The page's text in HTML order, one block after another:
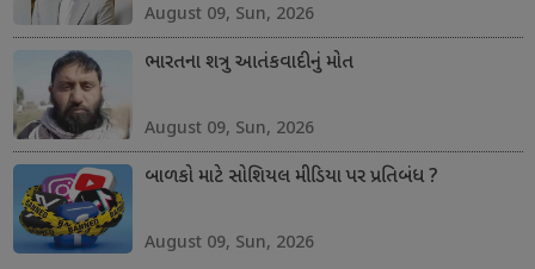
August 09, Sun, 2026
ભારતના શત્રુ આતંકવાદીનું મોત
August 09, Sun, 2026
બાળકો માટે સોશિયલ મીડિયા પર પ્રતિબંધ ?
August 09, Sun, 2026